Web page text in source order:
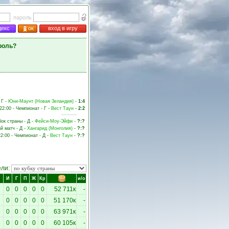
пароль
ок вход в игру
Г - Юни-Маунт (Новая Зеландия) - 1:4
- Чемпионат - Г - Вест Таун - 2:2
страны - Д - Фейси-Моу-Эйфи - ?:?
матч - Д - Хангарид (Монголия) - ?:?
- Чемпионат - Д - Вест Таун - ?:?
И Г П Ж Кр и/о
0 0 0 0 0 52 711к
-
0
0 0 0 0 51 170к
-
0
0 0 0 0 63 971к
-
0
0 0 0 0 60 105к -